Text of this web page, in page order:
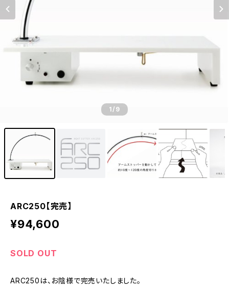
1/9
ARC250【完売】
¥94,600
SOLD OUT
ARC250は、お陰様で完売いたしました。